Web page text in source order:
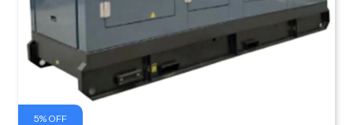
5% OFF